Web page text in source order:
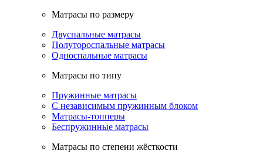
Матрасы по размеру
Двуспальные матрасы
Полутороспальные матрасы
Односпальные матрасы
Матрасы по типу
Пружинные матрасы
С независимым пружинным блоком
Матрасы-топперы
Беспружинные матрасы
Матрасы по степени жёсткости